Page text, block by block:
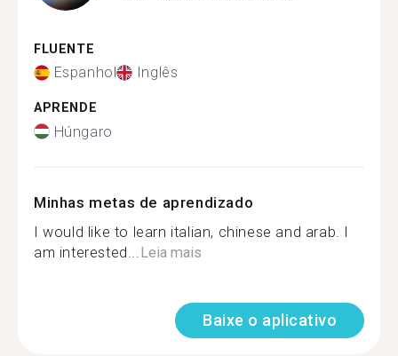
FLUENTE
Espanhol Inglês
APRENDE
Húngaro
Minhas metas de aprendizado
I would like to learn italian, chinese and arab. I
am interested... Leia mais
Baixe o aplicativo